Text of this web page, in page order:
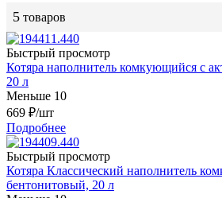
5 товаров
Быстрый просмотр
Котяра наполнитель комкующийся с
20 л
Меньше 10
669 ₽/шт
Подробнее
Быстрый просмотр
Котяра Классический наполнитель
бентонитовый, 20 л